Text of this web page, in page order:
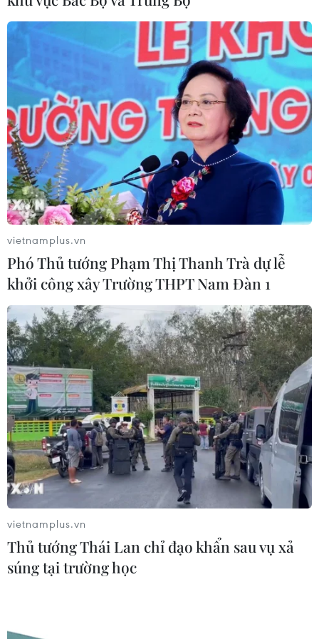
Sóc Trăng thiếu nguồn vật liệu thi
công
06/08/2026 02:33
Sắp thu phí thêm 5 dự án thành phần
cao tốc đoạn từ Quảng Ngãi-Nha
Trang
06/08/2026 02:27
Xem thêm
CƠ QUAN CHỦ QUẢN: THÔNG TẤN XÃ VIỆT NAM
Tổng Biên tập: TRẦN TIẾN DUẨN
Phó Tổng Biên tập: NGUYỄN THỊ TÁM, KHÚC THANH
THỦY
Sở hữu trí tuệ
Quy định sử dụng
RSS
Hỗ trợ
Ngôn ngữ
TTXVN
Dịch vụ tin
Quảng cáo
Liên hệ
vietnamplus.vn
Phó Thủ tướng Phạm Thị Thanh Trà dự lễ
khởi công xây Trường THPT Nam Đàn 1
vietnamplus.vn
Thủ tướng Thái Lan chỉ đạo khẩn sau vụ xả
súng tại trường học